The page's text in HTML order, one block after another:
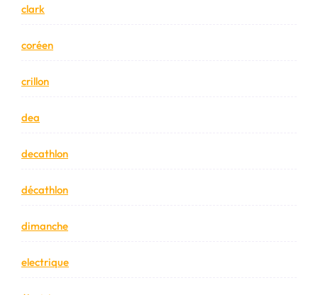
clark
coréen
crillon
dea
decathlon
décathlon
dimanche
electrique